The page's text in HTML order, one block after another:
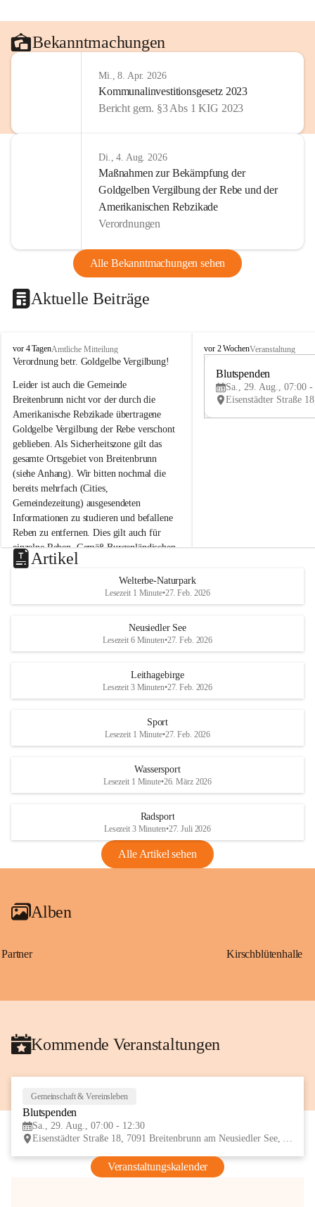
Bekanntmachungen
Mi., 8. Apr. 2026
Kommunalinvestitionsgesetz 2023
Bericht gem. §3 Abs 1 KIG 2023
Di., 4. Aug. 2026
Maßnahmen zur Bekämpfung der
Goldgelben Vergilbung der Rebe und der
Amerikanischen Rebzikade
Verordnungen
Alle Bekanntmachungen sehen
Aktuelle Beiträge
B
r
i
t
e
n
b
r
u
n
n
a
m
N
e
u
s
d
S
vor 4 TagenAmtliche Mitteilung
Verordnung betr. Goldgelbe Vergilbung!
Leider ist auch die Gemeinde
Breitenbrunn nicht vor der durch die
Amerikanische Rebzikade übertragene
Goldgelbe Vergilbung der Rebe verschont
geblieben. Als Sicherheitszone gilt das
gesamte Ortsgebiet von Breitenbrunn
(siehe Anhang). Wir bitten nochmal die
bereits mehrfach (Cities,
Gemeindezeitung) ausgesendeten
Informationen zu studieren und befallene
Reben zu entfernen. Dies gilt auch für
einzelne Reben. Gemäß Burgenländischen
Weinbaugesetz sind nicht gepflegte oder
unzulässige Weingärten zu roden! Bitte
helfen wir zusammen um unsere Winzer
vor den prognostizierten Ernteausfällen
und den daraus folgenden wirtschaftlichen
Maßnahmen zur Bekämpfung
Rebe und der Amerikanischen
Anhang VBl. EU Nr. 18
1 Seite•1,4 MB
VBl. EU Nr. 18_2026
B
e
u
e
d
r
S
vor 2 WochenVeranstaltung
Blutspenden
Sa., 29. Aug., 07:00 -
Artikel
Welterbe-Naturpark
Lesezeit 1 Minute•27. Feb. 2026
Neusiedler See
Lesezeit 6 Minuten•27. Feb. 2026
Leithagebirge
Lesezeit 3 Minuten•27. Feb. 2026
Sport
Lesezeit 1 Minute•27. Feb. 2026
Wassersport
Lesezeit 1 Minute•26. März 2026
Radsport
Lesezeit 3 Minuten•27. Juli 2026
Alle Artikel sehen
Alben
Partner Kirschblütenhalle
Kommende Veranstaltungen
Gemeinschaft & Vereinsleben
Blutspenden
Sa., 29. Aug., 07:00 - 12:30
Eisenstädter Straße 18, 7091 Breitenbrunn am Neusiedler See, AUT
Veranstaltungskalender